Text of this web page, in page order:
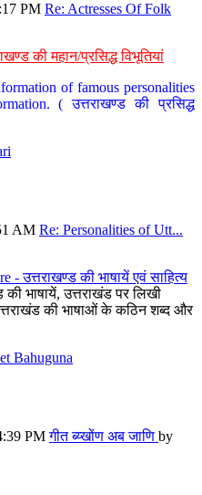
PM Re: Actresses Of Folk
की महान/प्रसिद्ध विभूतियां
of famous personalities
( उत्तराखण्ड की प्रसिद्ध
AM Re: Personalities of Utt...
उत्तराखण्ड की भाषायें एवं साहित्य
भाषायें, उत्तराखंड पर लिखी
की भाषाओं के कठिन शब्द और
Bahuguna
PMगीत ब्य्खोंण अब जाणि by